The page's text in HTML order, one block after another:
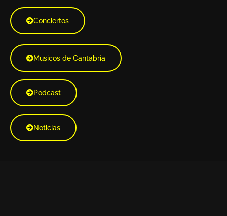
Conciertos
Musicos de Cantabria
Podcast
Noticias